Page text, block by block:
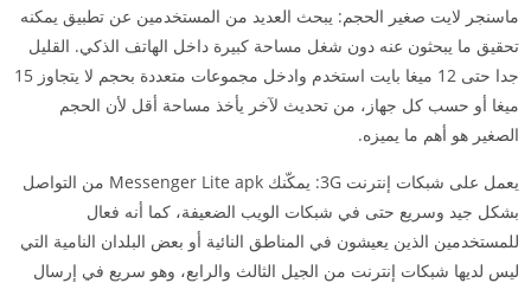
ماسنجر لايت صغير الحجم: يبحث العديد من المستخدمين عن تطبيق يمكنه
تحقيق ما يبحثون عنه دون شغل مساحة كبيرة داخل الهاتف الذكي. القليل
جدا حتى 12 ميغا بايت استخدم وادخل مجموعات متعددة بحجم لا يتجاوز 15
ميغا أو حسب كل جهاز، من تحديث لآخر يأخذ مساحة أقل لأن الحجم
الصغير هو أهم ما يميزه.
يعمل على شبكات إنترنت 3G: يمكّنك Messenger Lite apk من التواصل
بشكل جيد وسريع حتى في شبكات الويب الضعيفة، كما أنه فعال
للمستخدمين الذين يعيشون في المناطق النائية أو بعض البلدان النامية التي
ليس لديها شبكات إنترنت من الجيل الثالث والرابع، وهو سريع في إرسال